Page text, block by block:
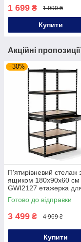
стелаж для підвала
стелаж розбірний
1 699 ₴ 1 999 ₴
Купити
Акційні
–30%
П'ятирівневий стелаж
ящиком 180x90x60 см
GWI2127 етажерка
майстерні стелаж з
регульованими
Готово до відправки
3 499 ₴ 4 969 ₴
Купити